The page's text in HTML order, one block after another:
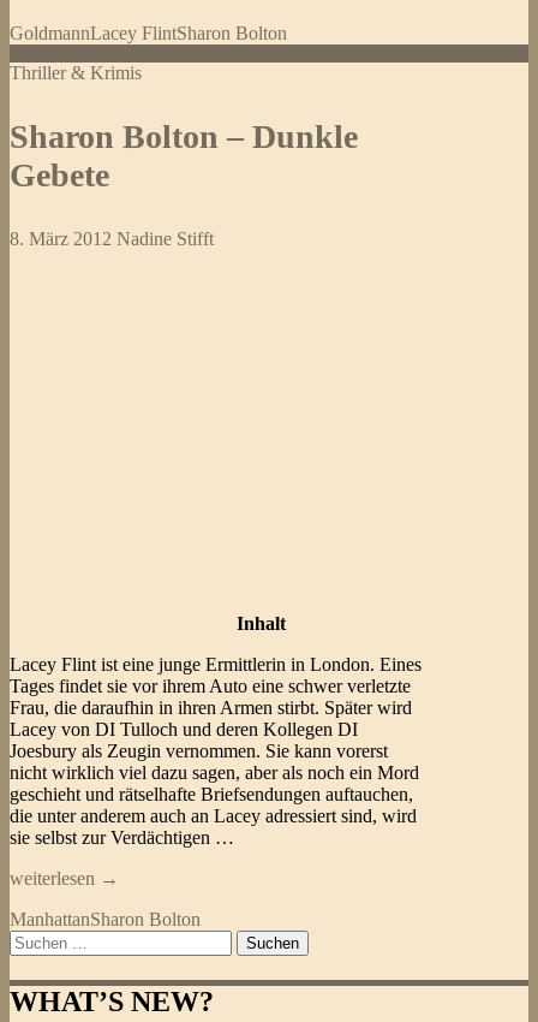
GoldmannLacey FlintSharon Bolton
Thriller & Krimis
Sharon Bolton – Dunkle
Gebete
8. März 2012 Nadine Stifft
Inhalt
Lacey Flint ist eine junge Ermittlerin in London. Eines
Tages findet sie vor ihrem Auto eine schwer verletzte
Frau, die daraufhin in ihren Armen stirbt. Später wird
Lacey von DI Tulloch und deren Kollegen DI
Joesbury als Zeugin vernommen. Sie kann vorerst
nicht wirklich viel dazu sagen, aber als noch ein Mord
geschieht und rätselhafte Briefsendungen auftauchen,
die unter anderem auch an Lacey adressiert sind, wird
sie selbst zur Verdächtigen …
Sharon
–
Dunkle
weiterlesen →
ManhattanSharon Bolton
Suchen
nach:
WHAT’S NEW?